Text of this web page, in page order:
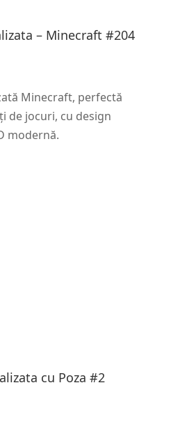
– Minecraft #204
Minecraft, perfectă
de jocuri, cu design
modernă.
cu Poza #2